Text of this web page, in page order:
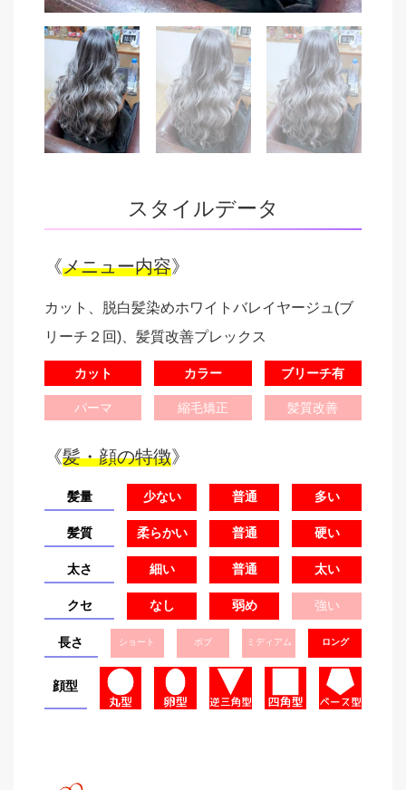
スタイルデータ
《メニュー内容》
カット、脱白髪染めホワイトバレイヤージュ(ブ
リーチ２回)、髪質改善プレックス
カット カラー ブリーチ有
パーマ 縮毛矯正 髪質改善
《髪・顔の特徴》
髪量 少ない 普通 多い
髪質 柔らかい 普通 硬い
太さ 細い 普通 太い
クセ なし 弱め 強い
長さ ショート ボブ ミディアム ロング
顔型